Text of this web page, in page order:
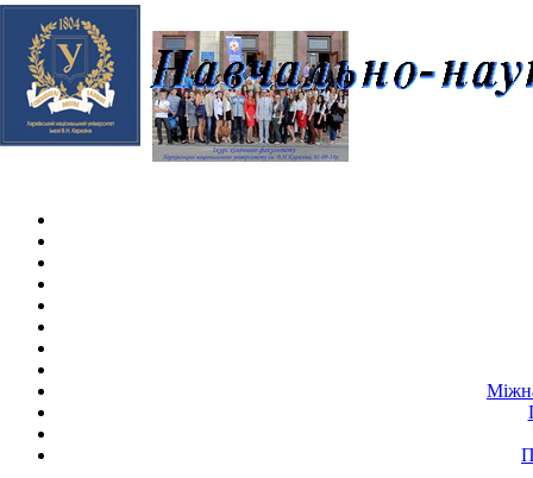
Skip navigation